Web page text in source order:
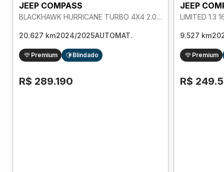
JEEP COMPASS
BLACKHAWK HURRICANE TURBO 4X4 2.0 AUTOMATICO
20.627 km2024/2025AUTOMAT.
Premium Blindado
R$ 289.190
JEEP
9.527 km
Premium
R$